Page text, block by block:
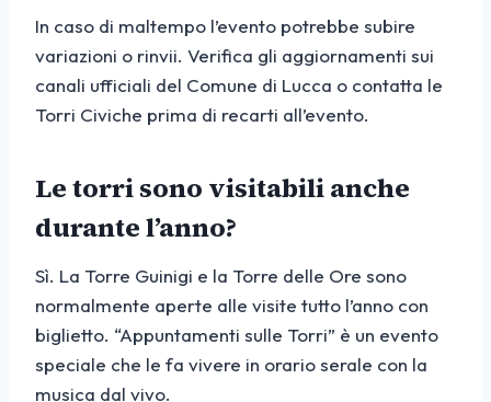
In caso di maltempo l’evento potrebbe subire
variazioni o rinvii. Verifica gli aggiornamenti sui
canali ufficiali del Comune di Lucca o contatta le
Torri Civiche prima di recarti all’evento.
Le torri sono visitabili anche
durante l’anno?
Sì. La Torre Guinigi e la Torre delle Ore sono
normalmente aperte alle visite tutto l’anno con
biglietto. “Appuntamenti sulle Torri” è un evento
speciale che le fa vivere in orario serale con la
musica dal vivo.